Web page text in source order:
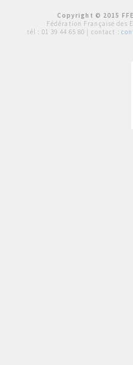
Copyright © 2015
Fédération Française des
tél : 01 39 44 65 80 | contact :